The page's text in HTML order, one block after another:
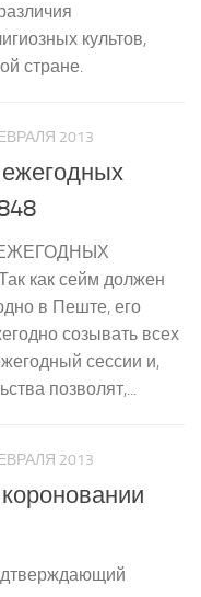
культов,
стране.
2013
ЕЖЕГОДНЫХ
как сейм должен
в Пеште, его
созывать всех
сессии и,
позволят,...
2013